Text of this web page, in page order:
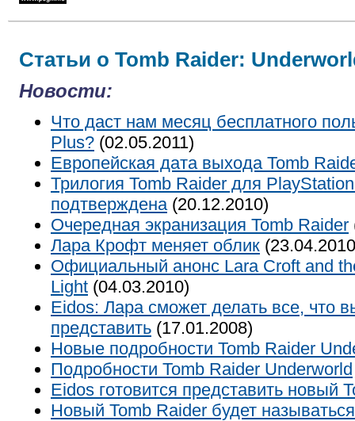
Статьи о Tomb Raider:
Новости:
Что даст нам месяц бесплатного
Plus? (02.05.2011)
Европейская дата выхода Tomb
Трилогия Tomb Raider для
подтверждена(20.12.2010)
Очередная экранизация Tomb Raider
Лара Крофт меняет облик
Официальный анонс Lara Croft and
Light (04.03.2010)
Eidos: Лара сможет делать все, что
представить (17.01.2008)
Новые подробности Tomb Raider
Подробности Tomb Raider Underworld
Eidos готовится представить новый
Новый Tomb Raider будет